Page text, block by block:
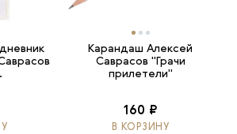
Карандаш Алексей
Саврасов "Грачи
прилетели"
160 ₽
В КОРЗИНУ